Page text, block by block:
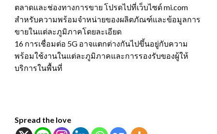
ตลาดและช่องทางการขาย โปรดไปที่เว็บไซด์ mi.com
สำหรับความพร้อมจำหน่ายของผลิตภัณฑ์และข้อมูลการ
ขายในแต่ละภูมิภาคโดยละเอียด
16 การเชื่อมต่อ 5G อาจแตกต่างกันไปขึ้นอยู่กับความ
พร้อมใช้งานในแต่ละภูมิภาคและการรองรับของผู้ให้
บริการในพื้นที่
Spread the love